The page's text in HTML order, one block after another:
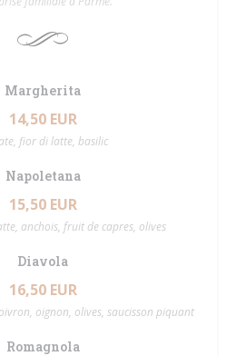
Margherita
14,50 EUR
fior di latte, basilic
Napoletana
15,50 EUR
anchois, fruit de capres, olives
Diavola
16,50 EUR
oignon, olives, saucisson piquant
Romagnola